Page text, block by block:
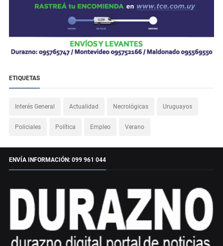
ETIQUETAS
Interés General Actualidad Necrológicas Uruguayos
Policiales Política Empleo Verano
ENVÍA INFORMACIÓN: 099 961 044